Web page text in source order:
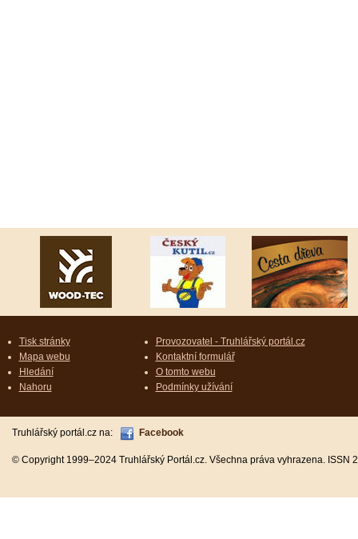
Tisk stránky
Mapa webu
Hledání
Nahoru
Provozovatel - Truhlářský portál.cz
Kontaktní formulář
O tomto webu
Podmínky užívání
Truhlářský portál.cz na: Facebook
© Copyright 1999–2024 Truhlářský Portál.cz. Všechna práva vyhrazena.